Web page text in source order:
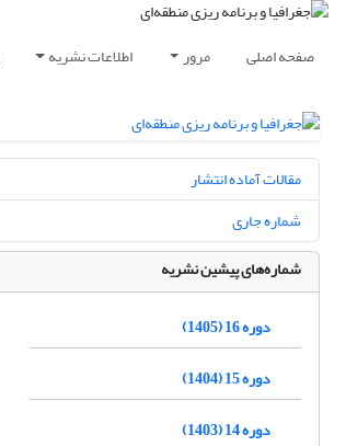
صفحه اصلی مرور اطلاعات نشریه
مقالات آماده انتشار
شماره جاری
شماره‌های پیشین نشریه
دوره 16 (1405)
دوره 15 (1404)
دوره 14 (1403)